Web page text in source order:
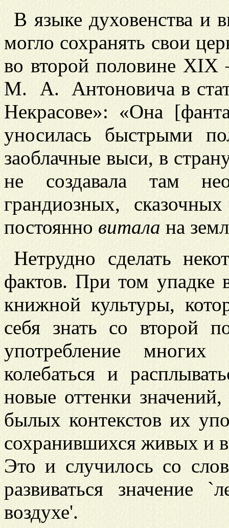
В языке духовенства и
могло сохранять свои
во второй половине
М. А. Антоновича в
Некрасове»: «Она
уносилась быстрыми
заоблачные выси, в
не создавала там
грандиозных,
постоянно витала на
Нетрудно сделать
фактов. При том упадке
книжной культуры,
себя знать со второй
употребление многих
колебаться и
новые оттенки
былых контекстов их
сохранившихся живых и
Это и случилось со
развиваться значение
воздухе'.